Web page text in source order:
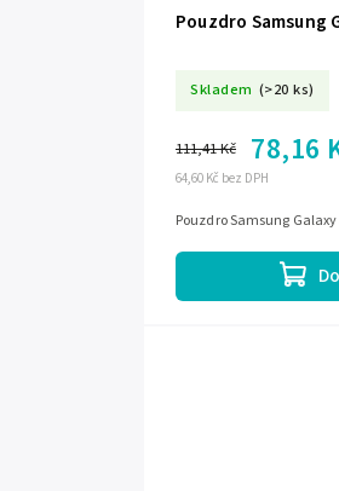
Pouzdro Samsung
Skladem (>20 ks)
64,60 Kč bez DPH
111,41 Kč 78,16
Pouzdro Samsung Galaxy